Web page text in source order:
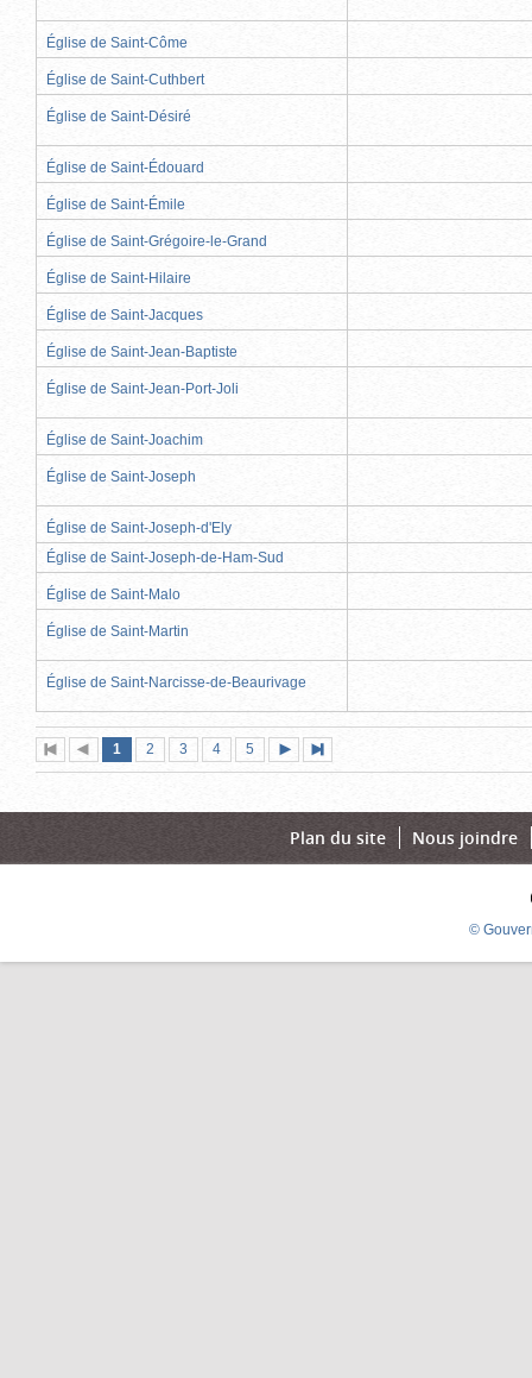
Église de Saint-Côme
Église de Saint-Cuthbert
Église de Saint-Désiré
Église de Saint-Édouard
Église de Saint-Émile
Église de Saint-Grégoire-le-Grand
Église de Saint-Hilaire
Église de Saint-Jacques
Église de Saint-Jean-Baptiste
Église de Saint-Jean-Port-Joli
Église de Saint-Joachim
Église de Saint-Joseph
Église de Saint-Joseph-d'Ely
Église de Saint-Joseph-de-Ham-Sud
Église de Saint-Malo
Église de Saint-Martin
Église de Saint-Narcisse-de-Beaurivage
Première
page
Page
précédente
Page
1 (page
actuelle)
Page
2 Page
3 Page
4 Page
5
suivante
page
Plan du site Nous joindre
©